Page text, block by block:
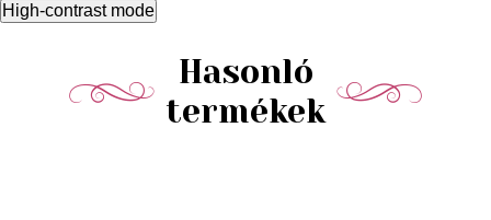
High-contrast mode
Hasonló
termékek